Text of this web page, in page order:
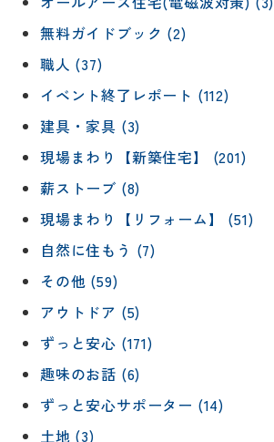
無料ガイドブック (2)
職人 (37)
イベント終了レポート (112)
建具・家具 (3)
現場まわり【新築住宅】 (201)
薪ストーブ (8)
現場まわり【リフォーム】 (51)
自然に住もう (7)
その他 (59)
アウトドア (5)
ずっと安心 (171)
趣味のお話 (6)
ずっと安心サポーター (14)
土地 (3)